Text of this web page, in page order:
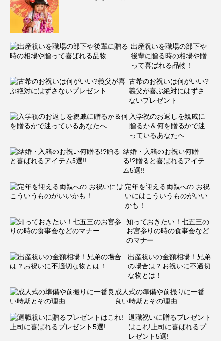
出産祝いを職場の部下や
後輩に贈る時の相場や贈
って喜ばれる品物！
古希のお祝いは何がいい?
義父が喜ぶ絶対にはずさ
ないプレゼント
入学祝のお返しを親戚に
贈るか＆何を贈るかで迷
っているあなたへ
結婚・入籍のお祝い何贈
る!?贈ると喜ばれるアイテ
ム5選!!
定年を迎える両親への お祝
いにはこういうものがいい
かも！
知っておきたい！七五三の
お宮参りの時の食事会など
のマナー
出産祝いの金額相場！兄弟
の場合は？お祝いに不適切
な物とは！
成人式の準備や前撮りに一番
良い時期とその理由
退職祝いに贈るプレゼント
はこれ!上司に喜ばれるプ
レゼント5選!